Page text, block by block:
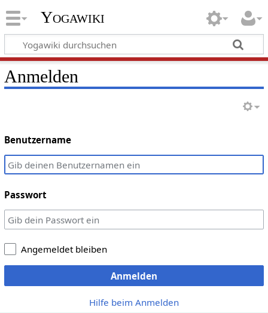
Yogawiki
Anmelden
Benutzername
Passwort
Angemeldet bleiben
Anmelden
Hilfe beim Anmelden